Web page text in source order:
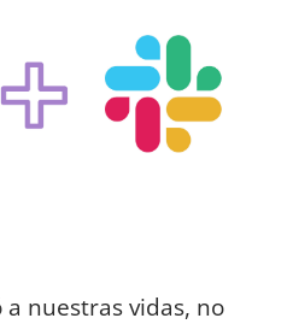
a nuestras vidas, no